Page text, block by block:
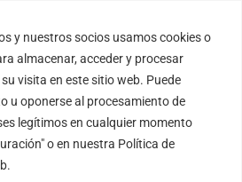
y nuestros socios usamos cookies o
almacenar, acceder y procesar
visita en este sitio web. Puede
u oponerse al procesamiento de
legítimos en cualquier momento
o en nuestra Política de
FORTINUX.COM
– Barcelona
– España